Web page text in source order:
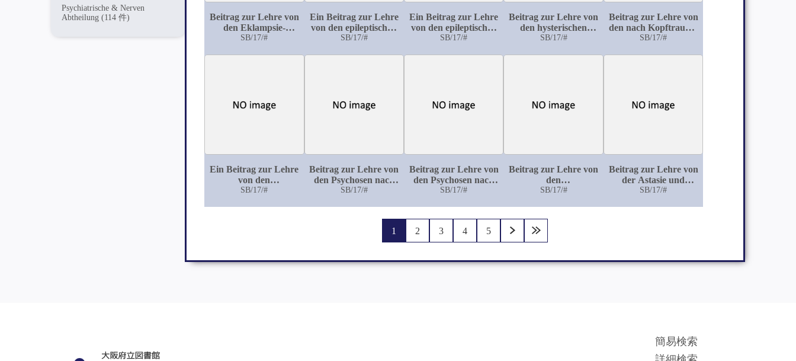
Psychiatrische & Nerven
Abtheilung(114 件)
Beitrag zur Lehre von
den Eklampsie-
Psychosen
SB/17/#
Ein Beitrag zur Lehre
von den epileptischen
Dämmerzuständen
SB/17/#
Ein Beitrag zur Lehre
von den epileptischen
Verwirrtheitszuständen
SB/17/#
Beitrag zur Lehre von
den hysterischen
Gehstörungen
SB/17/#
Beitrag zur Lehre von
den nach Kopftrauma
auftretenden
SB/17/#
Ein Beitrag zur Lehre
von den
Ophthalmoplegien bei
SB/17/#
Beitrag zur Lehre von
den Psychosen nach
Infektionskrankheiten:
SB/17/#
Beitrag zur Lehre von
den Psychosen nach
Unfall
SB/17/#
Beitrag zur Lehre von
den
Zwangsvorstellungen
SB/17/#
Beitrag zur Lehre von
der Astasie und
Abasie
SB/17/#
1 2 3 4 5
簡易検索